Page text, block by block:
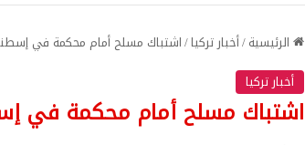
الرئيسية/أخبار تركيا/اشتباك مسلح أمام محكمة في
أخبار تركيا
اشتباك مسلح أمام محكمة في